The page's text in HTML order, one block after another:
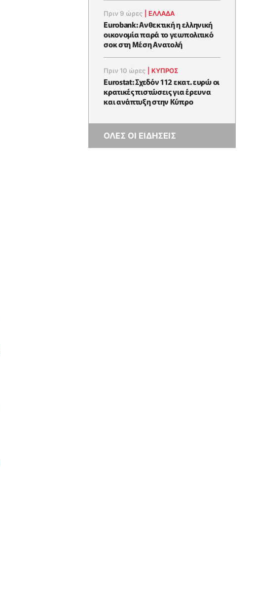
Πριν 9 ώρες ΕΛΛΆΔΑ
Eurobank: Ανθεκτική η ελληνική
οικονομία παρά το γεωπολιτικό
σοκ στη Μέση Ανατολή
Πριν 10 ώρες ΚΥΠΡΟΣ
Eurostat: Σχεδόν 112 εκατ. ευρώ οι
κρατικές πιστώσεις για έρευνα
και ανάπτυξη στην Κύπρο
ΟΛΕΣ ΟΙ ΕΙΔΗΣΕΙΣ